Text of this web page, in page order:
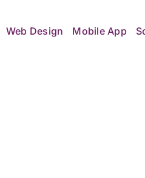
Web Design Mobile App